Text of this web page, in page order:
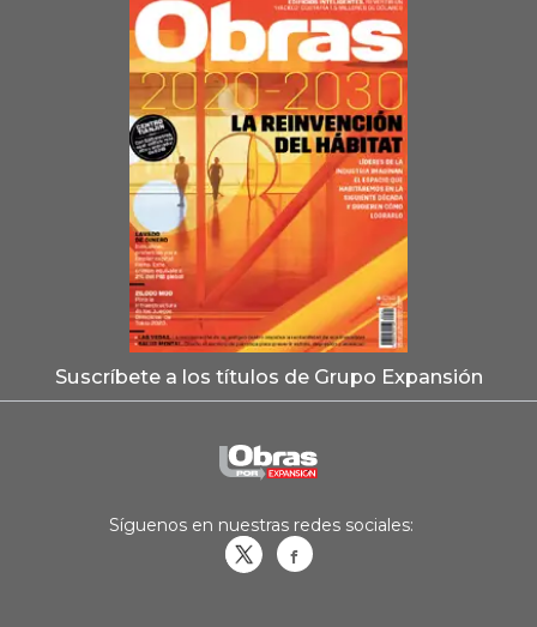
Suscríbete a los títulos de Grupo Expansión
Síguenos en nuestras redes sociales: